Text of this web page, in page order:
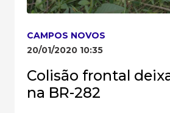
CAMPOS NOVOS
20/01/2020 10:35
Colisão frontal
na BR-282